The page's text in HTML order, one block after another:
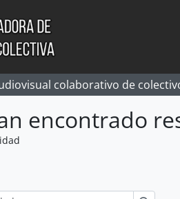
colaborativo de
encontrado